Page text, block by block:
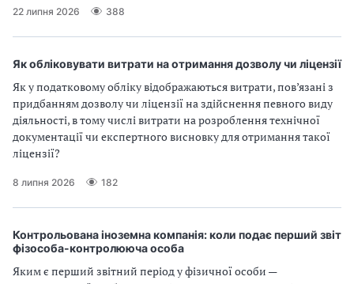
22 липня 2026 388
Як обліковувати витрати на отримання дозволу чи ліцензії
Як у податковому обліку відображаються витрати, пов’язані з
придбанням дозволу чи ліцензії на здійснення певного виду
діяльності, в тому числі витрати на розроблення технічної
документації чи експертного висновку для отримання такої
ліцензії?
8 липня 2026 182
Контрольована іноземна компанія: коли подає перший звіт
фізособа-контролююча особа
Яким є перший звітний період у фізичної особи —